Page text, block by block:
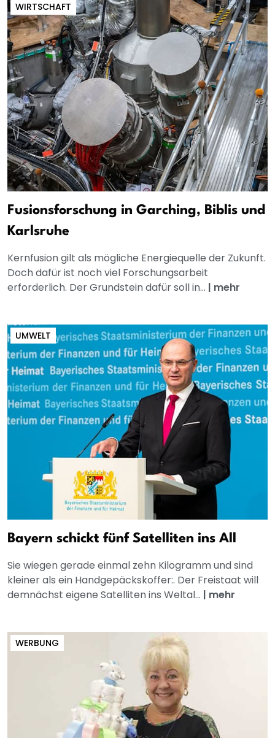
WIRTSCHAFT
Fusionsforschung in Garching, Biblis und
Karlsruhe
Kernfusion gilt als mögliche Energiequelle der Zukunft.
Doch dafür ist noch viel Forschungsarbeit
erforderlich. Der Grundstein dafür soll in... | mehr
UMWELT
Bayern schickt fünf Satelliten ins All
Sie wiegen gerade einmal zehn Kilogramm und sind
kleiner als ein Handgepäckskoffer:. Der Freistaat will
demnächst eigene Satelliten ins Weltal... | mehr
WERBUNG